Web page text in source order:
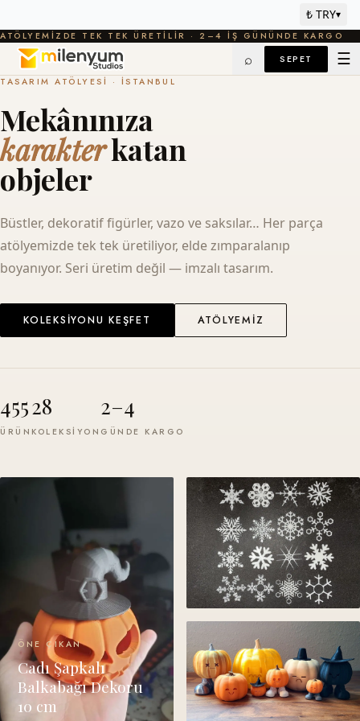
₺ TRY▾
ATÖLYEMIZDE TEK TEK ÜRETILIR · 2–4 IŞ GÜNÜNDE KARGO
⌕ SEPET ☰
TASARIM ATÖLYESI · İSTANBUL
Mekânınıza
karakterkatan
objeler
Büstler, dekoratif figürler, vazo ve saksılar… Her parça
atölyemizde tek tek üretiliyor, elde zımparalanıp
boyanıyor. Seri üretim değil — imzalı tasarım.
KOLEKSIYONU KEŞFET ATÖLYEMIZ
455
ÜRÜN
28
KOLEKSIYON
2–4
GÜNDE KARGO
ÖNE ÇIKAN
Cadı Şapkalı
Balkabağı Dekoru
10 cm